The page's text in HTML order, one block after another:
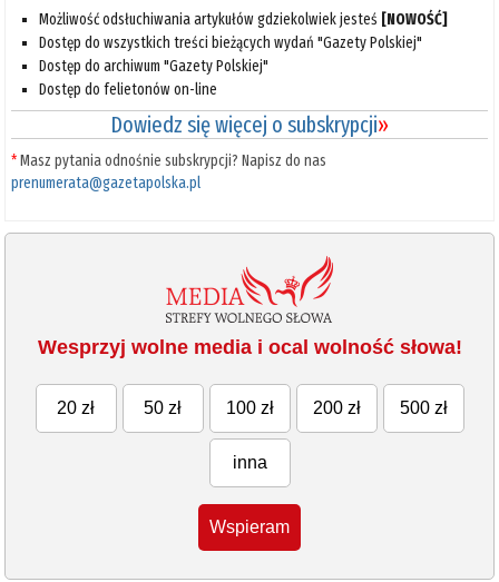
Możliwość odsłuchiwania artykułów gdziekolwiek jesteś [NOWOŚĆ]
Dostęp do wszystkich treści bieżących wydań "Gazety Polskiej"
Dostęp do archiwum "Gazety Polskiej"
Dostęp do felietonów on-line
Dowiedz się więcej o subskrypcji»
*Masz pytania odnośnie subskrypcji? Napisz do nas
prenumerata@gazetapolska.pl
Wesprzyj wolne media i ocal wolność słowa!
20 zł 50 zł 100 zł 200 zł 500 zł
inna
Wspieram